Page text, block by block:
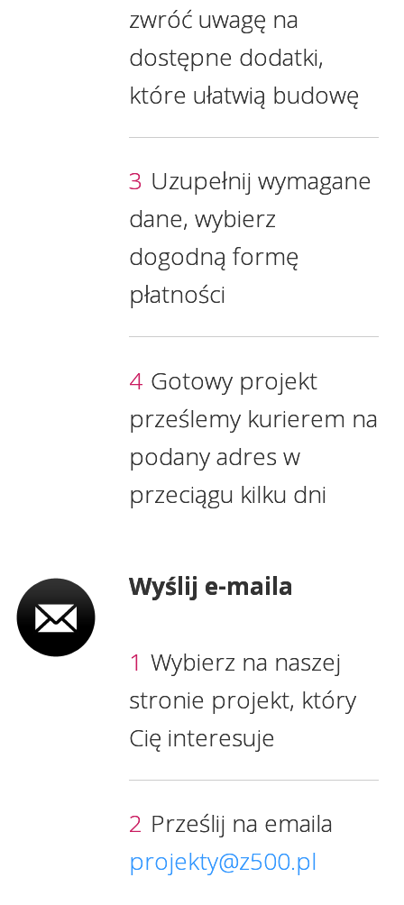
zwróć uwagę na
dostępne dodatki,
które ułatwią budowę
3 Uzupełnij wymagane
dane, wybierz
dogodną formę
płatności
4 Gotowy projekt
prześlemy kurierem na
podany adres w
przeciągu kilku dni
Wyślij e-maila
1 Wybierz na naszej
stronie projekt, który
Cię interesuje
2 Prześlij na emaila
projekty@z500.pl